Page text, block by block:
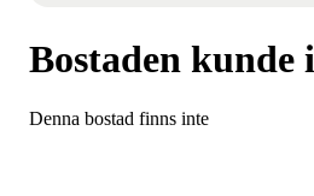
Bostaden kunde
Denna bostad finns inte